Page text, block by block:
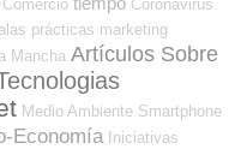
Comercio
Coronavirus
prácticas marketing
Mancha Artículos Sobre
Medio Ambiente Smartphone
Economía Iniciativas